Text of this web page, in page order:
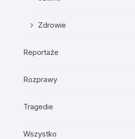
Zdrowie
Reportaże
Rozprawy
Tragedie
Wszystko